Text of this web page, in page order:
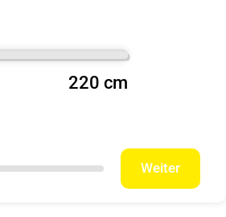
220 cm
Weiter